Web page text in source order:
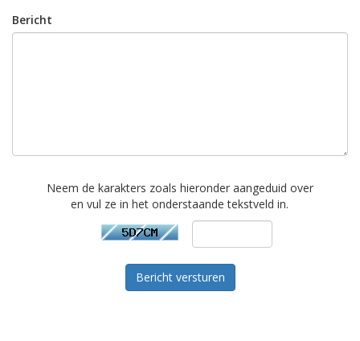
Bericht
Neem de karakters zoals hieronder aangeduid over
en vul ze in het onderstaande tekstveld in.
Bericht versturen